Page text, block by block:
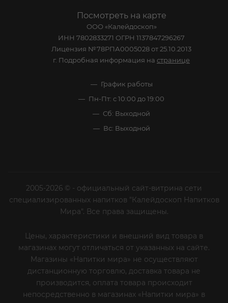
Посмотреть на карте
ООО «Калейдоскоп»
ИНН 7802833271 ОГРН 1137847296267
Лицензия №78РПА0005028 от 25.10.2013
г. Подробная информация на странице
График работы
Пн-Пт: с 10:00 до 19:00
Сб: Выходной
Вс: Выходной
2005-2026 © - официальный сайт-витрина сети
специализированных напитков "Калейдоскоп Напитков
Мира". Все права защищены.
Цены, характеристики и внешний вид товара в
магазинах могут отличаться от указанных на сайте.
Магазины «Напитки мира» не осуществляют
дистанционную торговлю, доставка товара не
производится, оплата товара происходит
непосредственно в магазинах «Напитки мира» в